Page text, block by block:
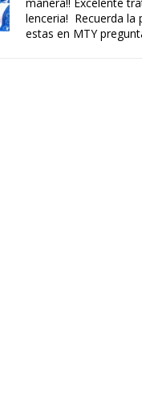
lenceria! Recuerda la
estas en MTY